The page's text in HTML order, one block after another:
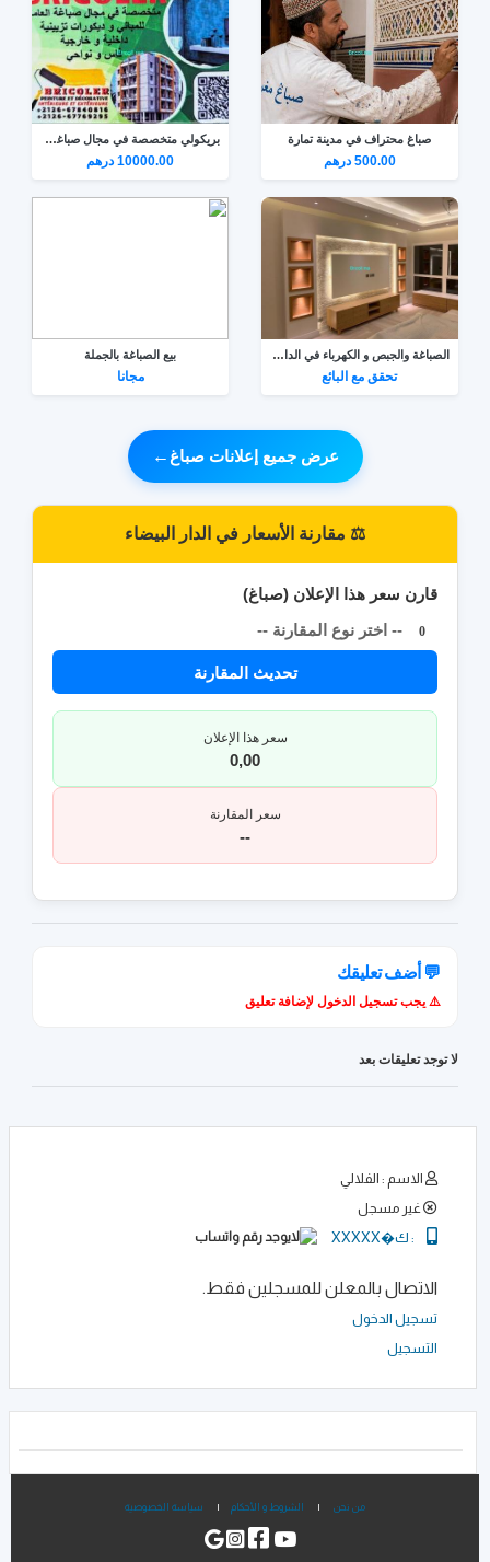
صباغ محتراف في مدينة تمارة
500.00 درهم
بريكولي متخصصة في مجال صباغة المباني فاس ونواحي
10000.00 درهم
الصباغة والجبص و الكهرباء في الدار البيضاء
تحقق مع البائع
بيع الصباغة بالجملة
مجانا
عرض جميع إعلانات صباغ ←
⚖️ مقارنة الأسعار في الدار البيضاء
قارن سعر هذا الإعلان (صباغ)
-- اختر نوع المقارنة --
0
تحديث المقارنة
سعر هذا الإعلان
0,00
سعر المقارنة
--
💬 أضف تعليقك
⚠️ يجب تسجيل الدخول لإضافة تعليق
لا توجد تعليقات بعد
الاسم : الفلالي
غير مسجل
: ك�XXXXX
الاتصال بالمعلن للمسجلين فقط.
تسجيل الدخول
التسجيل
من نحن | الشروط و الأحكام | سياسة الخصوصية